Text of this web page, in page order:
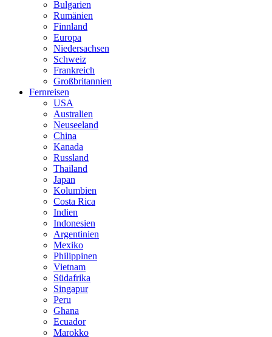
Bulgarien
Rumänien
Finnland
Europa
Niedersachsen
Schweiz
Frankreich
Großbritannien
Fernreisen
USA
Australien
Neuseeland
China
Kanada
Russland
Thailand
Japan
Kolumbien
Costa Rica
Indien
Indonesien
Argentinien
Mexiko
Philippinen
Vietnam
Südafrika
Singapur
Peru
Ghana
Ecuador
Marokko